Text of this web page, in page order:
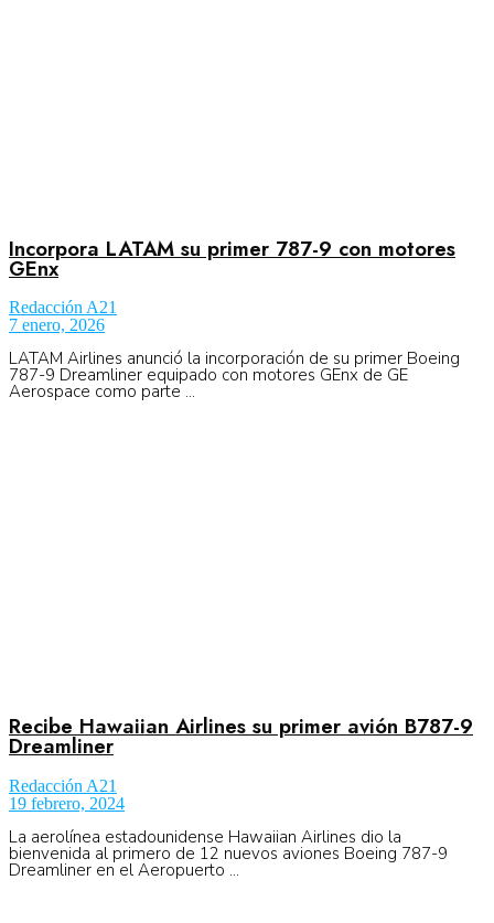
Organismos
Aeroespacial
Innovación
No Result
View All Result
Incorpora LATAM su primer 787-9 con motores
GEnx
Redacción A21
7 enero, 2026
LATAM Airlines anunció la incorporación de su primer Boeing
787-9 Dreamliner equipado con motores GEnx de GE
Aerospace como parte ...
Recibe Hawaiian Airlines su primer avión B787-9
Dreamliner
Redacción A21
19 febrero, 2024
La aerolínea estadounidense Hawaiian Airlines dio la
bienvenida al primero de 12 nuevos aviones Boeing 787-9
Dreamliner en el Aeropuerto ...